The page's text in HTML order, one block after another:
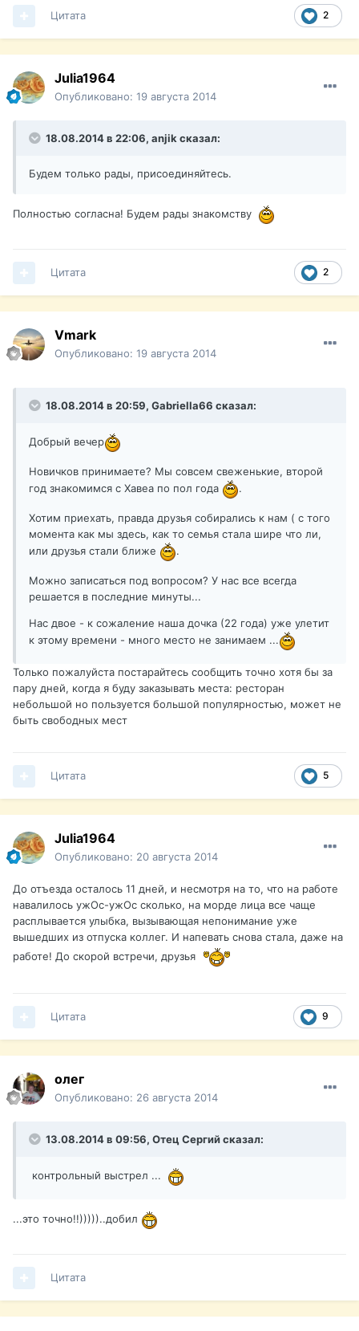
2
Цитата
Julia1964
Опубликовано: 19 августа 2014
18.08.2014 в 22:06, anjik сказал:
Будем только рады, присоединяйтесь.
Полностью согласна! Будем рады знакомству
2
Цитата
Vmark
Опубликовано: 19 августа 2014
18.08.2014 в 20:59, Gabriella66 сказал:
Добрый вечер
Новичков принимаете? Мы совсем свеженькие, второй
год знакомимся с Хавеа по пол года
.
Хотим приехать, правда друзья собирались к нам ( с того
момента как мы здесь, как то семья стала шире что ли,
или друзья стали ближе
.
Можно записаться под вопросом? У нас все всегда
решается в последние минуты...
Нас двое - к сожаление наша дочка (22 года) уже улетит
к этому времени - много место не занимаем ...
Только пожалуйста постарайтесь сообщить точно хотя бы за
пару дней, когда я буду заказывать места: ресторан
небольшой но пользуется большой популярностью, может не
быть свободных мест
5
Цитата
Julia1964
Опубликовано: 20 августа 2014
До отъезда осталось 11 дней, и несмотря на то, что на работе
навалилось ужОс-ужОс сколько, на морде лица все чаще
расплывается улыбка, вызывающая непонимание уже
вышедших из отпуска коллег. И напевать снова стала, даже на
работе! До скорой встречи, друзья
9
Цитата
олег
Опубликовано: 26 августа 2014
13.08.2014 в 09:56, Отец Сергий сказал:
контрольный выстрел ...
...это точно!!)))))..добил
Цитата